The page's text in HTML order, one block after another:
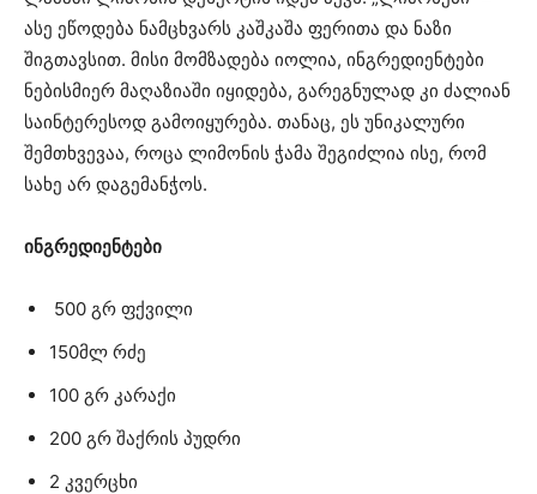
ასე ეწოდება ნამცხვარს კაშკაშა ფერითა და ნაზი
შიგთავსით. მისი მომზადება იოლია, ინგრედიენტები
ნებისმიერ მაღაზიაში იყიდება, გარეგნულად კი ძალიან
საინტერესოდ გამოიყურება. თანაც, ეს უნიკალური
შემთხვევაა, როცა ლიმონის ჭამა შეგიძლია ისე, რომ
სახე არ დაგემანჭოს.
ინგრედიენტები
500 გრ ფქვილი
150მლ რძე
100 გრ კარაქი
200 გრ შაქრის პუდრი
2 კვერცხი